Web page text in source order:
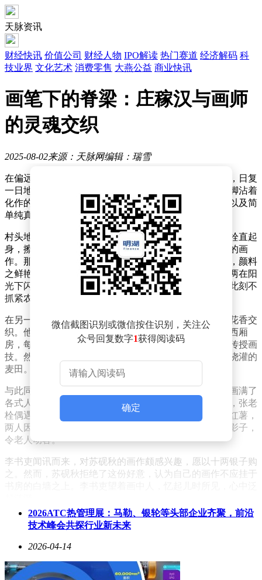
天脉资讯
财经快讯 价值公司 财经人物 IPO解读 热门赛道 经济解码 科
技业界 文化艺术 消费零售 大燕公益 商业快讯
画笔下的脊梁：庄稼汉与画师
的灵魂交织
2025-08-02来源：天脉网编辑：瑞雪
在偏远的村落中，张老栓的身影如同被岁月压弯的老松，日复
一日地在田间劳作。惊蛰时节，他踏着融雪的泥泞，裤脚沾着
化作的冰水，心中只有那几亩薄田、几只下蛋的母鸡，以及简
单纯真的孩子。
村头地主家的寿宴热闹非凡，唢呐声声传入田间。张老栓直起
身，擦去汗水，瞥见地主少爷身着华服，正欣赏着新挂的画
作。那画中的山水让他似曾相识，却又难以言喻其不同，颜料
之鲜艳远超家中染布的靛蓝。此时，管家递给画师的银两在阳
光下闪耀，刺痛了他的眼，手中的锄头仿佛提醒他，若此刻不
抓紧农时，秋来将无以为继。
在另一侧，李书吏的书院里，石榴树新芽初绽，墨香与花香交
织。他从京城画商处得来的王冕荷花图，被精心安置在西厢
房，每日清晨，他必对着画作细细品味，对新来的学徒传授画
技。然而，学徒的心思似乎并不在此，他心系家中亟待浇灌的
麦田。
与此同时，苏砚秋隐匿于破庙之中，以糙米为食，墙上画满了
各式人物，从货郎到纺线的妇人，无不栩栩如生。一次，张老
栓偶遇避雨的苏砚秋，见他烧着未完成的画作，递上烤红薯，
两人因画结缘。苏砚秋以炭条在地上画出张老栓笔直的影子，
令老人动容。
李书吏闻讯而来，对苏砚秋的画作颇感兴趣，愿以十两银子购
之。然而，苏砚秋拒绝了这份好意，认为自己的画作不应挂于
夏季洪水肆虐，张老栓的庄稼毁于一旦。他背柴路过李府，意
外发现自己的形象被苏砚秋绘于大门之外，画中人物脊梁笔
直，手中的秧苗化作荷花，引来众人赞叹。张老栓羞涩逃离，
微信截图识别或微信按住识别，关注公
众号回复数字1获得阅读码
确定
2026ATC热管理展：马勒、银轮等头部企业齐聚，前沿
技术峰会共探行业新未来
2026-04-14